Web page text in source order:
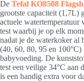
De Tefal KO8508
grootste capaciteit (1,7L)
actuele
test waarbij je op elk
nadat je de waterkoker al
(40, 60, 80, 95 en
babyvoeding. De
test een veilige 34°C aan
is een handig extra voor